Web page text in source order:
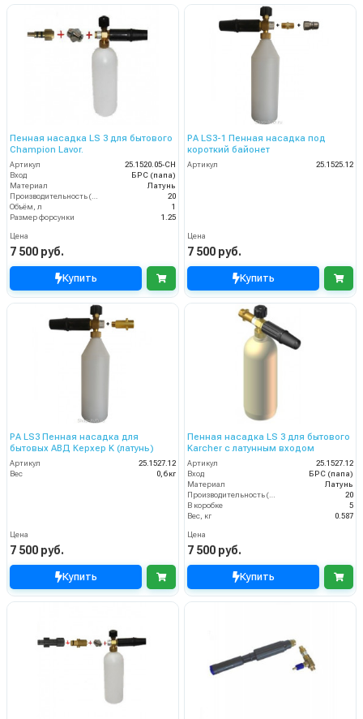
Пенная насадка LS 3 для бытового
Champion Lavor.
Артикул
25.1520.05-CH
Вход
БРС (папа)
Материал
Латунь
20
Объём, л
1
Размер форсунки
1.25
Цена
7 500 руб.
Купить
PA LS3-1 Пенная насадка под
короткий байонет
Артикул 25.1525.12
Цена
7 500 руб.
Купить
PA LS3 Пенная насадка для
бытовых АВД Керхер K (латунь)
Артикул
25.1527.12
Вес
0,6 кг
Цена
7 500 руб.
Купить
Пенная насадка LS 3 для бытового
Karcher с латунным входом
Артикул
25.1527.12
Вход
БРС (папа)
Материал
Латунь
20
В коробке
5
Вес, кг
0.587
Цена
7 500 руб.
Купить